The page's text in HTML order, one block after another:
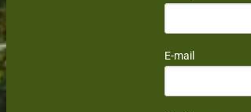
E-mail